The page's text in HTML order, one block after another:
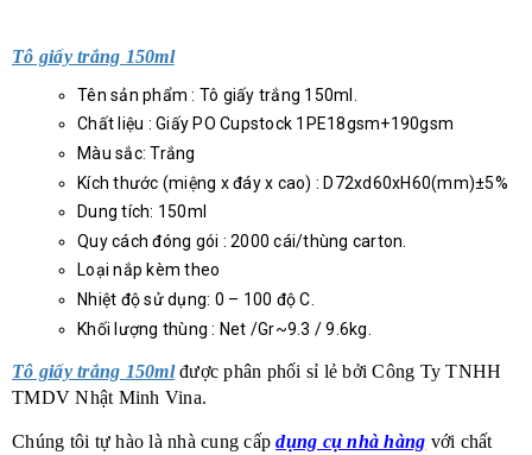
Tô giấy trắng 150ml
Tên sản phẩm : Tô giấy trắng 150ml.
Chất liệu : Giấy PO Cupstock 1PE18gsm+190gsm
Màu sắc: Trắng
Kích thước (miệng x đáy x cao) : D72xd60xH60(mm)±5%
Dung tích: 150ml
Quy cách đóng gói : 2000 cái/thùng carton.
Loại nắp kèm theo
Nhiệt độ sử dụng: 0 – 100 độ C.
Khối lượng thùng : Net /Gr~9.3 / 9.6kg.
Tô giấy trắng 150ml được phân phối sỉ lẻ bởi Công Ty TNHH
TMDV Nhật Minh Vina.
Chúng tôi tự hào là nhà cung cấpdụng cụ nhà hàng với chất